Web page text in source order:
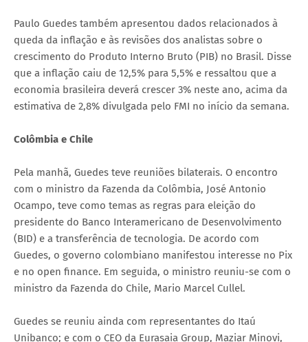
Paulo Guedes também apresentou dados relacionados à
queda da inflação e às revisões dos analistas sobre o
crescimento do Produto Interno Bruto (PIB) no Brasil. Disse
que a inflação caiu de 12,5% para 5,5% e ressaltou que a
economia brasileira deverá crescer 3% neste ano, acima da
estimativa de 2,8% divulgada pelo FMI no início da semana.
Colômbia e Chile
Pela manhã, Guedes teve reuniões bilaterais. O encontro
com o ministro da Fazenda da Colômbia, José Antonio
Ocampo, teve como temas as regras para eleição do
presidente do Banco Interamericano de Desenvolvimento
(BID) e a transferência de tecnologia. De acordo com
Guedes, o governo colombiano manifestou interesse no Pix
e no open finance. Em seguida, o ministro reuniu-se com o
ministro da Fazenda do Chile, Mario Marcel Cullel.
Guedes se reuniu ainda com representantes do Itaú
Unibanco; e com o CEO da Eurasaia Group, Maziar Minovi,